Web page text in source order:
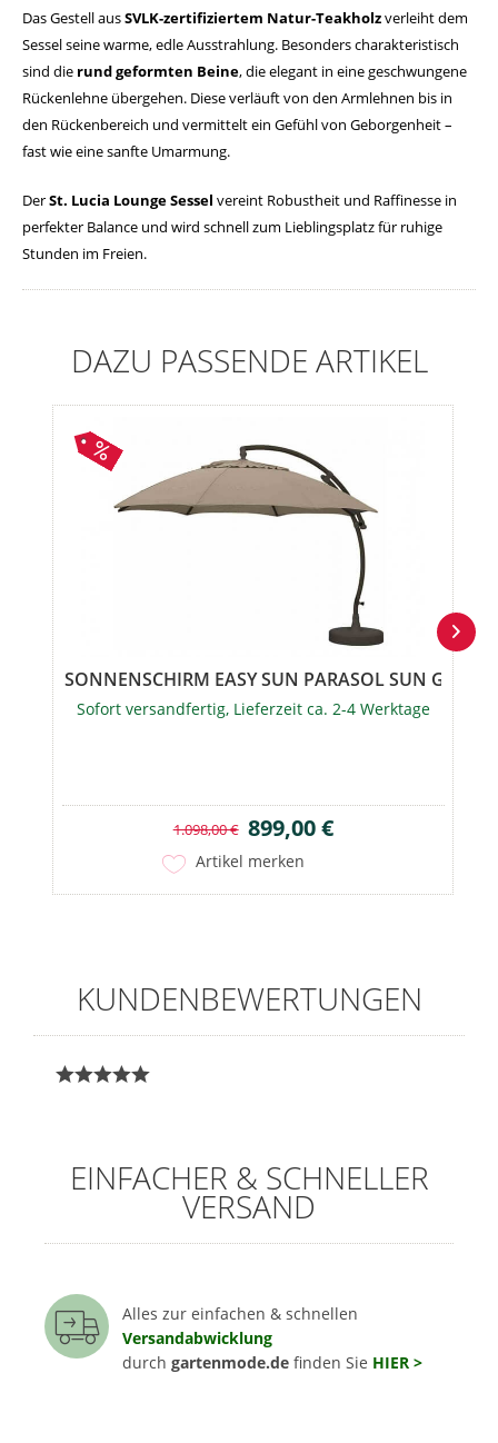
Das Gestell ausSVLK-zertifiziertem Natur-Teakholzverleiht dem
Sessel seine warme, edle Ausstrahlung. Besonders charakteristisch
sind die rund geformten Beine, die elegant in eine geschwungene
Rückenlehne übergehen. Diese verläuft von den Armlehnen bis in
den Rückenbereich und vermittelt ein Gefühl von Geborgenheit –
fast wie eine sanfte Umarmung.
DerSt. Lucia Lounge Sessel vereint Robustheit und Raffinesse in
perfekter Balance und wird schnell zum Lieblingsplatz für ruhige
Stunden im Freien.
DAZU PASSENDE ARTIKEL
SONNENSCHIRM EASY SUN PARASOL SUN
Sofort versandfertig, Lieferzeit ca. 2-4 Werktage
Artikel merken
1.098,00 € 899,00 €
KUNDENBEWERTUNGEN
EINFACHER & SCHNELLER
VERSAND
Alles zur einfachen & schnellen
Versandabwicklung
durch gartenmode.de finden Sie HIER >